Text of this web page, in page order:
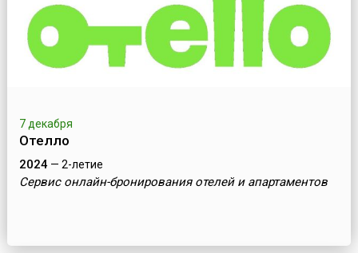
7 декабря
Отелло
2024— 2-летие
Сервис онлайн-бронирования отелей и апартаментов